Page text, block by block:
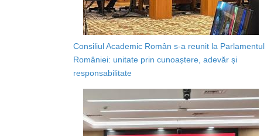
Consiliul Academic Român s-a reunit la Parlamentul
României: unitate prin cunoaștere, adevăr și
responsabilitate